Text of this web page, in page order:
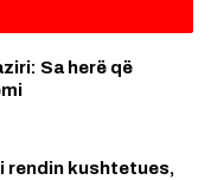
Sa herë që
rendin kushtetues,